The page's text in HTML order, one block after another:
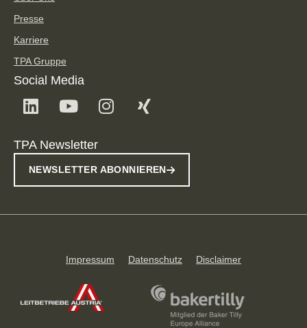
Presse
Karriere
TPA Gruppe
Social Media
TPA Newsletter
NEWSLETTER ABONNIEREN
Impressum Datenschutz Disclaimer